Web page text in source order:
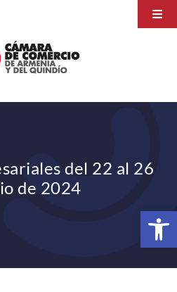
Abrir
del 22 al 26
de 2024